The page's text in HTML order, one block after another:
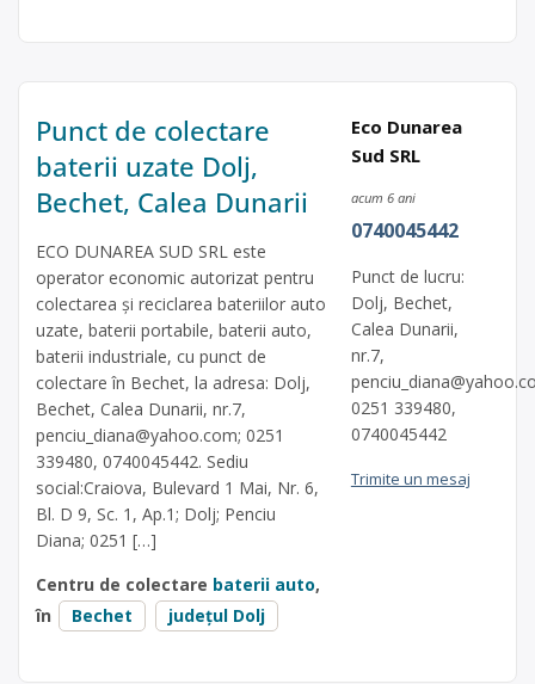
Punct de colectare
baterii uzate Dolj,
Bechet, Calea Dunarii
ECO DUNAREA SUD SRL este
operator economic autorizat pentru
colectarea și reciclarea bateriilor auto
uzate, baterii portabile, baterii auto,
baterii industriale, cu punct de
colectare în Bechet, la adresa: Dolj,
Bechet, Calea Dunarii, nr.7,
penciu_diana@yahoo.com; 0251
339480, 0740045442. Sediu
social:Craiova, Bulevard 1 Mai, Nr. 6,
Bl. D 9, Sc. 1, Ap.1; Dolj; Penciu
Diana; 0251 […]
Centru de colectare baterii auto,
în
Bechet județul Dolj
Eco Dunarea
Sud SRL
acum 6 ani
0740045442
Punct de lucru:
Dolj, Bechet,
Calea Dunarii,
nr.7,
0251 339480,
0740045442
Trimite un mesaj